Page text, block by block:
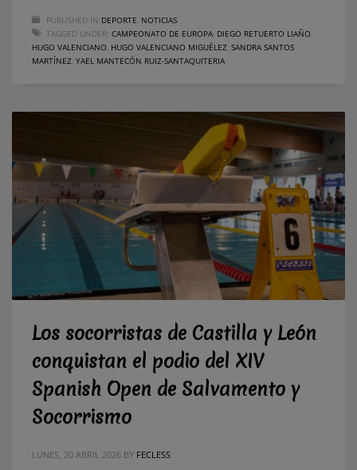
PUBLISHED IN DEPORTE NOTICIAS
TAGGED UNDER: CAMPEONATO DE EUROPA DIEGO RETUERTO LIAÑO
HUGO VALENCIANO HUGO VALENCIANO MIGUÉLEZ SANDRA SANTOS
MARTÍNEZ YAEL MANTECÓN RUIZ-SANTAQUITERIA
Los socorristas de Castilla y León
conquistan el podio del XIV
Spanish Open de Salvamento y
Socorrismo
LUNES, 20 ABRIL 2026 BY FECLESS